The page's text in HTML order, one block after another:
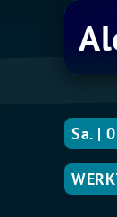
Alex
Ubago
Sa. |